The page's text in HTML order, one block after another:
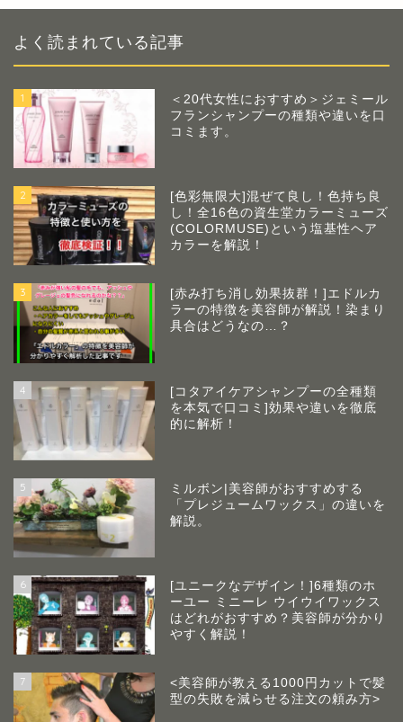
よく読まれている記事
1
＜20代女性におすすめ＞ジェミール
フランシャンプーの種類や違いを口
コミます。
2
[色彩無限大]混ぜて良し！色持ち良
し！全16色の資生堂カラーミューズ
(COLORMUSE)という塩基性ヘア
カラーを解説！
3
[赤み打ち消し効果抜群！]エドルカ
ラーの特徴を美容師が解説！染まり
具合はどうなの…？
4
[コタアイケアシャンプーの全種類
を本気で口コミ]効果や違いを徹底
的に解析！
5
ミルボン|美容師がおすすめする
「プレジュームワックス」の違いを
解説。
6
[ユニークなデザイン！]6種類のホ
ーユー ミニーレ ウイウイワックス
はどれがおすすめ？美容師が分かり
やすく解説！
7
<美容師が教える1000円カットで髪
型の失敗を減らせる注文の頼み方>